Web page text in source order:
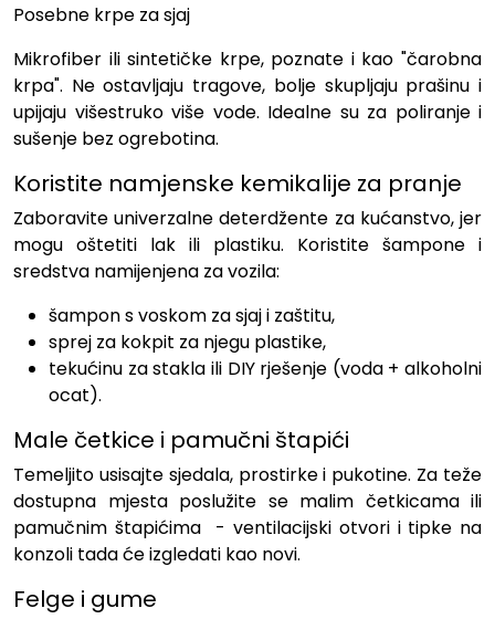
Posebne krpe za sjaj
Mikrofiber ili sintetičke krpe, poznate i kao "čarobna
krpa". Ne ostavljaju tragove, bolje skupljaju prašinu i
upijaju višestruko više vode. Idealne su za poliranje i
sušenje bez ogrebotina.
Koristite namjenske kemikalije za pranje
Zaboravite univerzalne deterdžente za kućanstvo, jer
mogu oštetiti lak ili plastiku. Koristite šampone i
sredstva namijenjena za vozila:
šampon s voskom za sjaj i zaštitu,
sprej za kokpit za njegu plastike,
tekućinu za stakla ili DIY rješenje (voda + alkoholni
ocat).
Male četkice i pamučni štapići
Temeljito usisajte sjedala, prostirke i pukotine. Za teže
dostupna mjesta poslužite se malim četkicama ili
pamučnim štapićima - ventilacijski otvori i tipke na
konzoli tada će izgledati kao novi.
Felge i gume